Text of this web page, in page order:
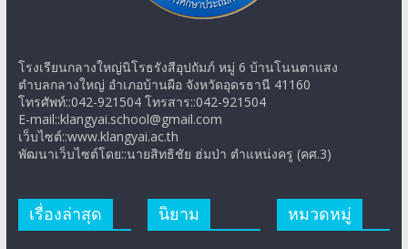
โรงเรียนกลางใหญ่นิโรธรังสีอุปถัมภ์ หมู่ 6 บ้านโนนตาแสง
ตำบลกลางใหญ่ อำเภอบ้านผือ จังหวัดอุดรธานี 41160
โทรศัพท์::042-921504 โทรสาร::042-921504
E-mail::klangyai.school@gmail.com
เว็บไซต์::www.klangyai.ac.th
พัฒนาเว็บไซต์โดย::นายสิทธิชัย ฮ่มป่า ตำแหน่งครู (คศ.3)
เรื่องล่าสุด นิยาม หมวดหมู่